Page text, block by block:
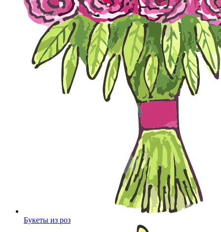
Букеты из роз